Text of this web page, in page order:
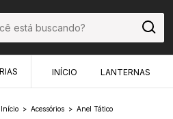
INÍCIO LANTERNAS
Início > Acessórios > Anel Tático